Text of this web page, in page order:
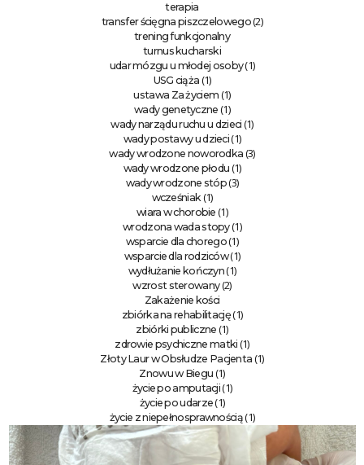
terapia
transfer ścięgna piszczelowego(2)
trening funkcjonalny
turnus kucharski
udar mózgu u młodej osoby(1)
USG ciąża (1)
ustawa Za życiem (1)
wady genetyczne (1)
wady narządu ruchu u dzieci (1)
wady postawy u dzieci (1)
wady wrodzone noworodka (3)
wady wrodzone płodu (1)
wady wrodzone stóp (3)
wcześniak(1)
wiara w chorobie (1)
wrodzona wada stopy(1)
wsparcie dla chorego(1)
wsparcie dla rodziców(1)
wydłużanie kończyn (1)
wzrost sterowany(2)
Zakażenie kości
zbiórka na rehabilitację(1)
zbiórki publiczne (1)
zdrowie psychiczne matki (1)
Złoty Laur w Obsłudze Pacjenta (1)
Znowu w Biegu (1)
życie po amputacji (1)
życie po udarze (1)
życie z niepełnosprawnością(1)